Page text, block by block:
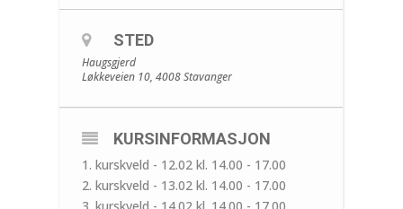
STED
Haugsgjerd
Løkkeveien 10, 4008 Stavanger
KURSINFORMASJON
1. kurskveld - 12.02 kl. 14.00 - 17.00
2. kurskveld - 13.02 kl. 14.00 - 17.00